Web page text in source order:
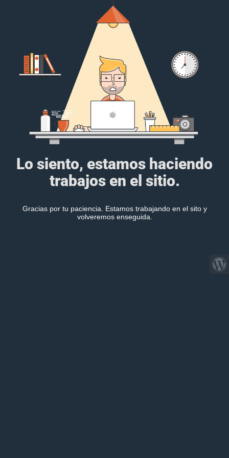
Lo siento, estamos haciendo
trabajos en el sitio.
Gracias por tu paciencia. Estamos trabajando en el sito y
volveremos enseguida.